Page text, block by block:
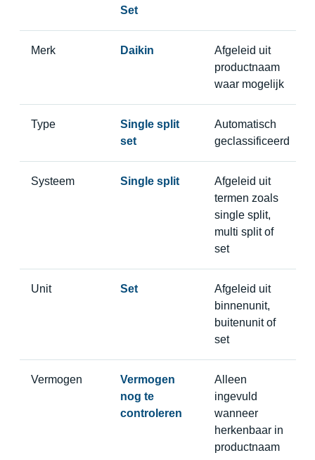
Set
Merk Daikin
Afgeleid uit
productnaam
waar mogelijk
Type
Single split
set
Automatisch
geclassificeerd
Systeem Single split
Afgeleid uit
termen zoals
single split,
multi split of
set
Unit Set
Afgeleid uit
binnenunit,
buitenunit of
set
Vermogen
Vermogen
nog te
controleren
Alleen
ingevuld
wanneer
herkenbaar in
productnaam